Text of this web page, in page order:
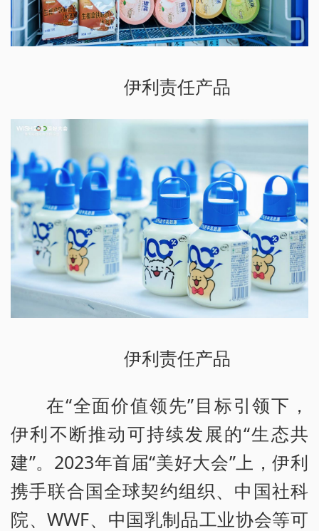
伊利责任产品
伊利责任产品
在“全面价值领先”目标引领下，
伊利不断推动可持续发展的“生态共
建”。2023年首届“美好大会”上，伊利
携手联合国全球契约组织、中国社科
院、WWF、中国乳制品工业协会等可